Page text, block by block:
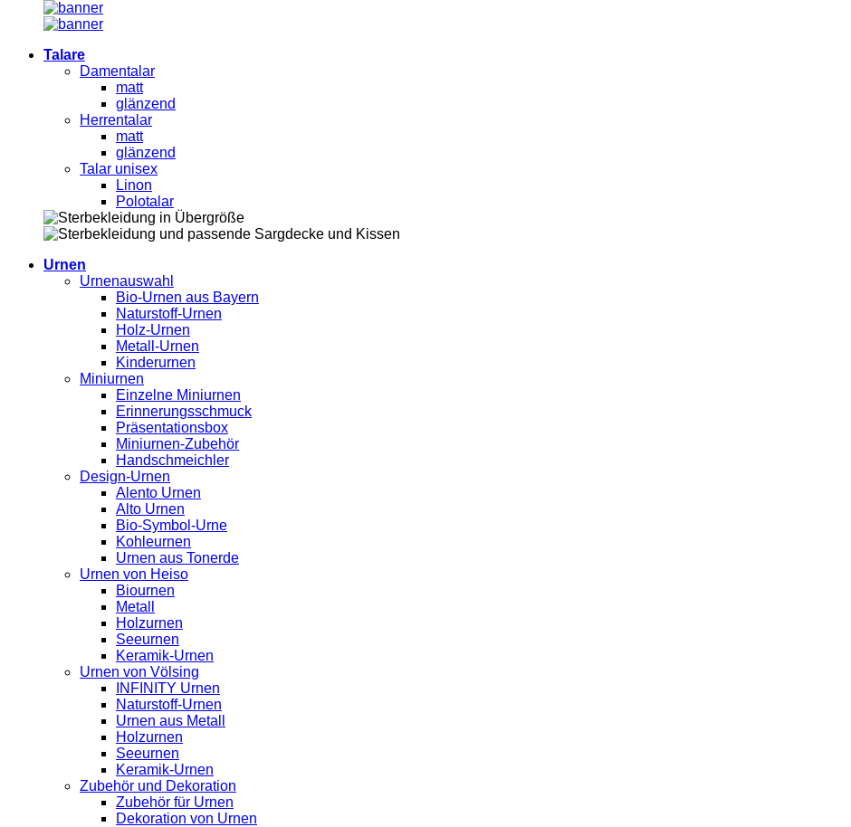
Talare
Damentalar
matt
glänzend
Herrentalar
matt
glänzend
Talar unisex
Linon
Polotalar
Urnen
Urnenauswahl
Bio-Urnen aus Bayern
Naturstoff-Urnen
Holz-Urnen
Metall-Urnen
Kinderurnen
Miniurnen
Einzelne Miniurnen
Erinnerungsschmuck
Präsentationsbox
Miniurnen-Zubehör
Handschmeichler
Design-Urnen
Alento Urnen
Alto Urnen
Bio-Symbol-Urne
Kohleurnen
Urnen aus Tonerde
Urnen von Heiso
Biournen
Metall
Holzurnen
Seeurnen
Keramik-Urnen
Urnen von Völsing
INFINITY Urnen
Naturstoff-Urnen
Urnen aus Metall
Holzurnen
Seeurnen
Keramik-Urnen
Zubehör und Dekoration
Zubehör für Urnen
Dekoration von Urnen